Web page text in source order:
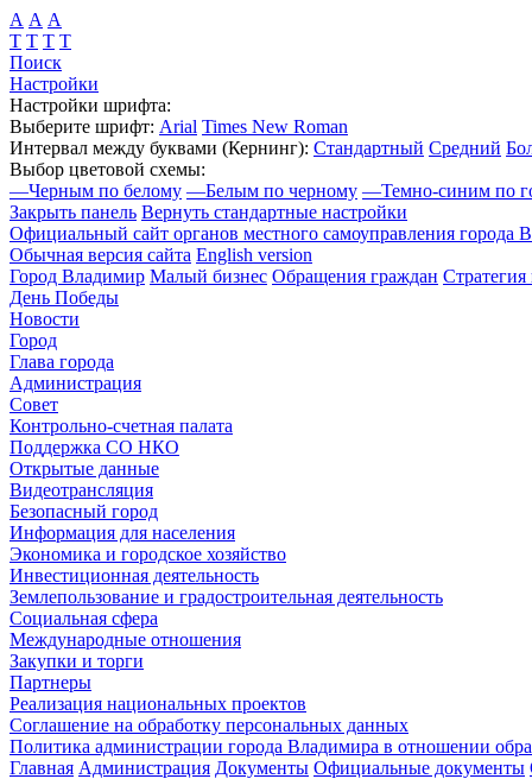
А А А
Т Т Т Т
Поиск
Настройки
Настройки шрифта:
Выберите шрифт: Arial Times New Roman
Интервал между буквами (Кернинг): Стандартный Средний
Выбор цветовой схемы:
—Черным по белому —Белым по черному —Темно-синим по
Закрыть панель Вернуть стандартные настройки
Официальный сайт органов местного самоуправления города
Обычная версия сайта English version
Город Владимир Малый бизнес Обращения граждан Стратегия
День Победы
Новости
Город
Глава города
Администрация
Совет
Контрольно-счетная палата
Поддержка СО НКО
Открытые данные
Видеотрансляция
Безопасный город
Информация для населения
Экономика и городское хозяйство
Инвестиционная деятельность
Землепользование и градостроительная деятельность
Социальная сфера
Международные отношения
Закупки и торги
Партнеры
Реализация национальных проектов
Соглашение на обработку персональных данных
Политика администрации города Владимира в отношении
Главная Администрация Документы Официальные документы